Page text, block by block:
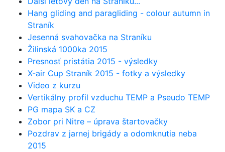
Hang gliding and paragliding - colour autumn in
Straník
Jesenná svahovačka na Straníku
Žilinská 1000ka 2015
Presnosť pristátia 2015 - výsledky
X-air Cup Straník 2015 - fotky a výsledky
Video z kurzu
Vertikálny profil vzduchu TEMP a Pseudo TEMP
PG mapa SK a CZ
Zobor pri Nitre – úprava štartovačky
Pozdrav z jarnej brigády a odomknutia neba
2015